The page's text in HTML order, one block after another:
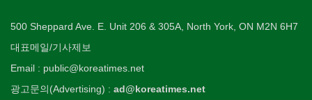
500 Sheppard Ave. E. Unit 206 & 305A, North York, ON M2N 6H7
대표메일/기사제보
Email : public@koreatimes.net
광고문의(Advertising) : ad@koreatimes.net